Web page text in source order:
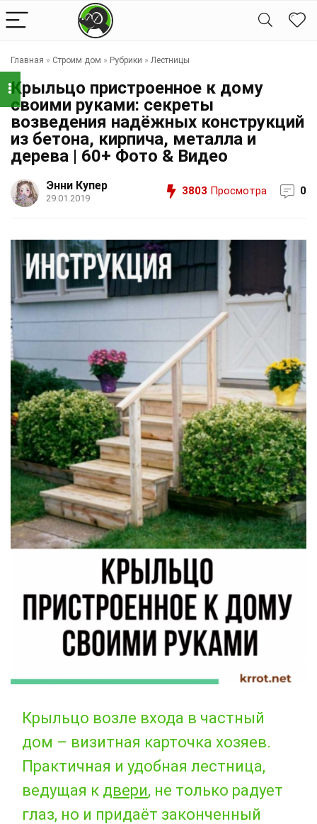
Главная » Строим дом » Рубрики » Лестницы
Крыльцо пристроенное к дому
своими руками: секреты
возведения надёжных конструкций
из бетона, кирпича, металла и
дерева | 60+ Фото & Видео
Энни Купер
29.01.2019
3803 Просмотра 0
Крыльцо возле входа в частный
дом – визитная карточка хозяев.
Практичная и удобная лестница,
ведущая к двери, не только радует
глаз, но и придаёт законченный